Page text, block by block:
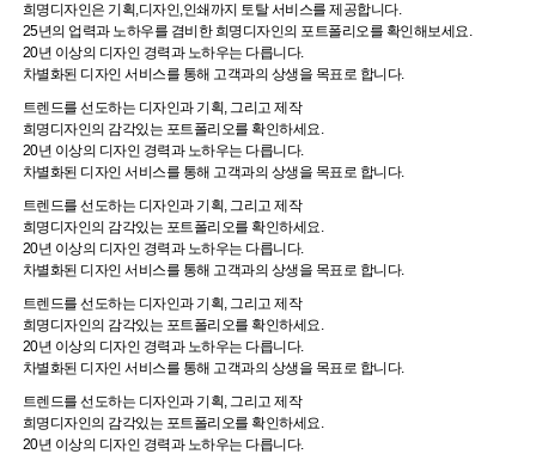
희명디자인은 기획,디자인,인쇄까지 토탈 서비스를 제공합니다.
25년의 업력과 노하우를 겸비한 희명디자인의 포트폴리오를 확인해보세요.
20년 이상의 디자인 경력과 노하우는 다릅니다.
차별화된 디자인 서비스를 통해 고객과의 상생을 목표로 합니다.
트렌드를 선도하는 디자인과 기획, 그리고 제작
희명디자인의 감각있는 포트폴리오를 확인하세요.
20년 이상의 디자인 경력과 노하우는 다릅니다.
차별화된 디자인 서비스를 통해 고객과의 상생을 목표로 합니다.
트렌드를 선도하는 디자인과 기획, 그리고 제작
희명디자인의 감각있는 포트폴리오를 확인하세요.
20년 이상의 디자인 경력과 노하우는 다릅니다.
차별화된 디자인 서비스를 통해 고객과의 상생을 목표로 합니다.
트렌드를 선도하는 디자인과 기획, 그리고 제작
희명디자인의 감각있는 포트폴리오를 확인하세요.
20년 이상의 디자인 경력과 노하우는 다릅니다.
차별화된 디자인 서비스를 통해 고객과의 상생을 목표로 합니다.
트렌드를 선도하는 디자인과 기획, 그리고 제작
희명디자인의 감각있는 포트폴리오를 확인하세요.
20년 이상의 디자인 경력과 노하우는 다릅니다.